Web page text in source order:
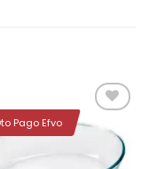
Añadir
a la
lista de
deseos
Pago Efvo